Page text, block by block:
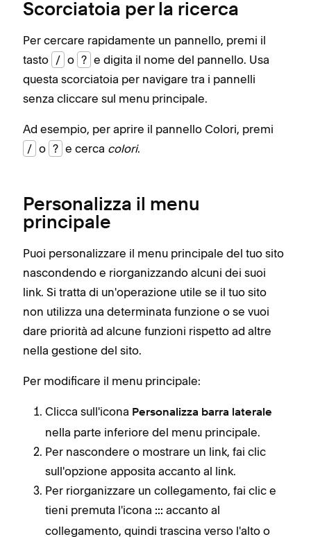
Scorciatoia per la ricerca
Per cercare rapidamente un pannello, premi il
tasto / o ? e digita il nome del pannello. Usa
questa scorciatoia per navigare tra i pannelli
senza cliccare sul menu principale.
Ad esempio, per aprire il pannello Colori, premi
/ o ? e cerca colori.
Personalizza il menu
principale
Puoi personalizzare il menu principale del tuo sito
nascondendo e riorganizzando alcuni dei suoi
link. Si tratta di un'operazione utile se il tuo sito
non utilizza una determinata funzione o se vuoi
dare priorità ad alcune funzioni rispetto ad altre
nella gestione del sito.
Per modificare il menu principale:
Clicca sull'icona Personalizza barra laterale
nella parte inferiore del menu principale.
Per nascondere o mostrare un link, fai clic
sull'opzione apposita accanto al link.
Per riorganizzare un collegamento, fai clic e
tieni premuta l'icona ::: accanto al
collegamento, quindi trascina verso l'alto o